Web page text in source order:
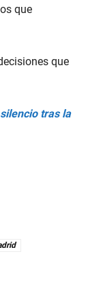
que
que
tras la